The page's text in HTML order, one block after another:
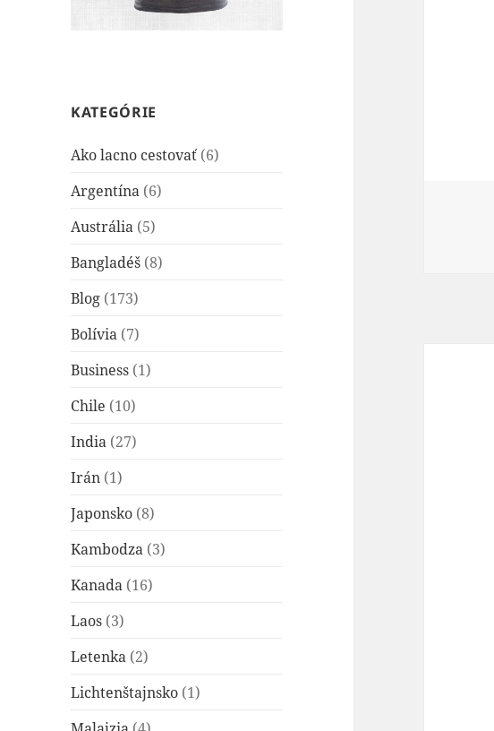
KATEGÓRIE
Ako lacno cestovať (6)
Argentína (6)
Austrália (5)
Bangladéš (8)
Blog (173)
Bolívia (7)
Business (1)
Chile (10)
India (27)
Irán (1)
Japonsko (8)
Kambodza (3)
Kanada (16)
Laos (3)
Letenka (2)
Lichtenštajnsko (1)